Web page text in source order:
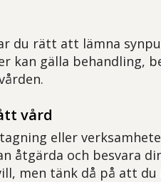
du rätt att lämna
kan gälla behandling,
vård
eller
åtgärda och besvara
men tänk då på att